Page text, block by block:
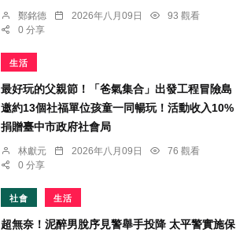
鄭銘德 2026年八月09日
93 觀看
0 分享
生活
最好玩的父親節！「爸氣集合」出發工程冒險島
邀約13個社福單位孩童一同暢玩！活動收入10%
捐贈臺中市政府社會局
林獻元 2026年八月09日
76 觀看
0 分享
社會 生活
超無奈！泥醉男脫序見警舉手投降 太平警實施保